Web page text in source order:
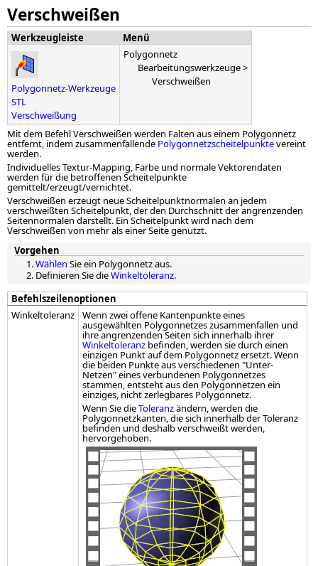
Verschweißen
Werkzeugleiste Menü
Polygonnetz-Werkzeuge
STL
Verschweißung
Polygonnetz
Bearbeitungswerkzeuge >
Verschweißen
Mit dem Befehl Verschweißen werden Falten aus einem Polygonnetz
entfernt, indem zusammenfallende Polygonnetzscheitelpunktevereint
werden.
Individuelles Textur-Mapping, Farbe und normale Vektorendaten
werden für die betroffenen Scheitelpunkte
gemittelt/erzeugt/vernichtet.
Verschweißen erzeugt neue Scheitelpunktnormalen an jedem
verschweißten Scheitelpunkt, der den Durchschnitt der angrenzenden
Seitennormalen darstellt. Ein Scheitelpunkt wird nach dem
Verschweißen von mehr als einer Seite genutzt.
Vorgehen
Wählen Sie ein Polygonnetz aus.
Definieren Sie dieWinkeltoleranz.
Befehlszeilenoptionen
Winkeltoleranz
Wenn zwei offene Kantenpunkte eines
ausgewählten Polygonnetzes zusammenfallen und
ihre angrenzenden Seiten sich innerhalb ihrer
Winkeltoleranz befinden, werden sie durch einen
einzigen Punkt auf dem Polygonnetz ersetzt. Wenn
die beiden Punkte aus verschiedenen "Unter-
Netzen" eines verbundenen Polygonnetzes
stammen, entsteht aus den Polygonnetzen ein
einziges, nicht zerlegbares Polygonnetz.
Wenn Sie dieToleranzändern, werden die
Polygonnetzkanten, die sich innerhalb der Toleranz
befinden und deshalb verschweißt werden,
hervorgehoben.